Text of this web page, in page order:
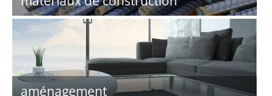
aménagement